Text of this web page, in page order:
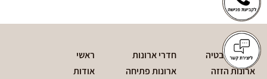
חדרי אמבטיה
חדרי ארונות
ארונות הזזה
ארונות פתיחה
ראשי
אודות